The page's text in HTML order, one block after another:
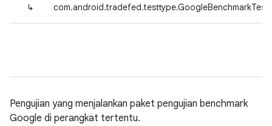
↳ com.android.tradefed.testtype.GoogleBenchmarkTest
Pengujian yang menjalankan paket pengujian benchmark
Google di perangkat tertentu.